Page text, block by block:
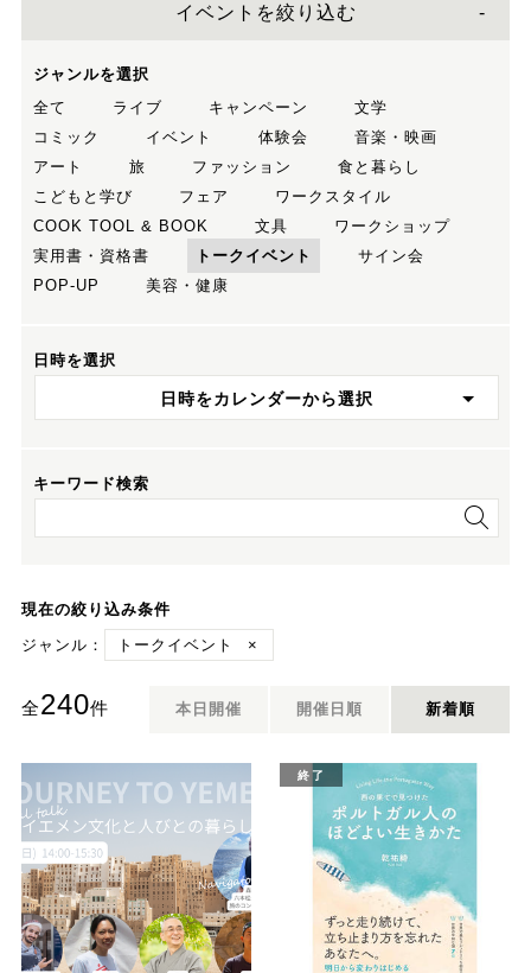
イベントを絞り込む
ジャンルを選択
全て
ライブ キャンペーン
文学
コミック
イベント 体験会
音楽・映画
アート
旅 ファッション
食と暮らし
こどもと学び
フェア
ワークスタイル
COOK TOOL & BOOK
文具
ワークショップ
実用書・資格書
トークイベント
サイン会
POP-UP
美容・健康
日時を選択
日時をカレンダーから選択
キーワード検索
現在の絞り込み条件
ジャンル：
トークイベント ×
全240件 本日開催 開催日順 新着順
終了